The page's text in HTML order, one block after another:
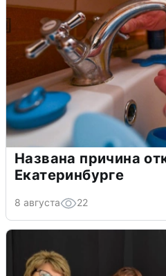
Названа причина
Екатеринбурге
8 августа 22